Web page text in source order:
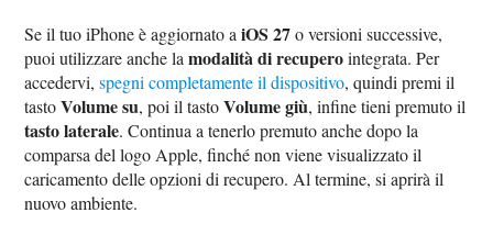
Se il tuo iPhone è aggiornato aiOS 27o versioni successive,
puoi utilizzare anche lamodalità di recuperointegrata. Per
accedervi,spegni completamente il dispositivo, quindi premi il
tastoVolume su, poi il tastoVolume giù, infine tieni premuto il
tasto laterale. Continua a tenerlo premuto anche dopo la
comparsa del logo Apple, finché non viene visualizzato il
caricamento delle opzioni di recupero. Al termine, si aprirà il
nuovo ambiente.